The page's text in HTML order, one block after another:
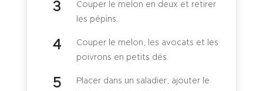
Couper le melon en deux et retirer
les pépins.
Couper le melon, les avocats et les
poivrons en petits dés.
Placer dans un saladier, ajouter le